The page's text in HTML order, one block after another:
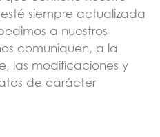
siempre actualizada
a nuestros
comuniquen, a la
las modificaciones y
de carácter